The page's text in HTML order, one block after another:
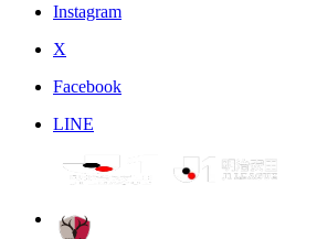
Instagram
X
Facebook
LINE